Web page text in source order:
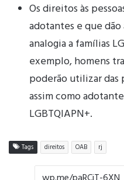
Os direitos às
adotantes e que
analogia a famílias
exemplo, homens
poderão utilizar das
assim como
LGBTQIAPN+.
Tags direitos OAB rj